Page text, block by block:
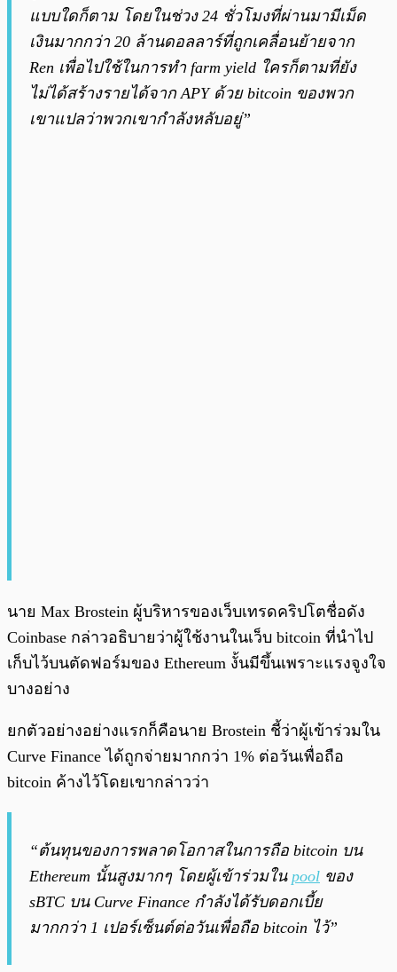
แบบใดก็ตาม โดยในช่วง 24 ชั่วโมงที่ผ่านมามีเม็ด
เงินมากกว่า 20 ล้านดอลลาร์ที่ถูกเคลื่อนย้ายจาก
Ren เพื่อไปใช้ในการทำ farm yield ใครก็ตามที่ยัง
ไม่ได้สร้างรายได้จาก APY ด้วย bitcoin ของพวก
เขาแปลว่าพวกเขากำลังหลับอยู่”
นาย Max Brostein ผู้บริหารของเว็บเทรดคริปโตชื่อดัง
Coinbase กล่าวอธิบายว่าผู้ใช้งานในเว็บ bitcoin ที่นำไป
เก็บไว้บนตัดฟอร์มของ Ethereum งั้นมีขึ้นเพราะแรงจูงใจ
บางอย่าง
ยกตัวอย่างอย่างแรกก็คือนาย Brostein ชี้ว่าผู้เข้าร่วมใน
Curve Finance ได้ถูกจ่ายมากกว่า 1% ต่อวันเพื่อถือ
bitcoin ค้างไว้โดยเขากล่าวว่า
“ต้นทุนของการพลาดโอกาสในการถือ bitcoin บน
Ethereum นั้นสูงมากๆ โดยผู้เข้าร่วมใน pool ของ
sBTC บน Curve Finance กำลังได้รับดอกเบี้ย
มากกว่า 1 เปอร์เซ็นต์ต่อวันเพื่อถือ bitcoin ไว้”